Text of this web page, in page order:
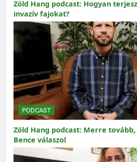
Zöld Hang podcast: Hogyan
invazív fajokat?
PODCAST
Zöld Hang podcast: Merre
Bence válaszol